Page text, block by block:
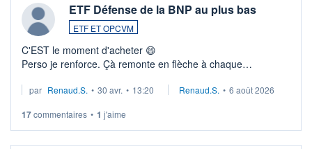
ETF Défense de la BNP au plus bas
ETF ET OPCVM
C'EST le moment d'acheter 😄​
Perso je renforce. Çà remonte en flèche à chaque
Investissement long terme tip top pour sa retraite.
par Renaud.S. • 30 avr. • 13:20 Renaud.S. • 6 août 2026
17commentaires • 1 j'aime